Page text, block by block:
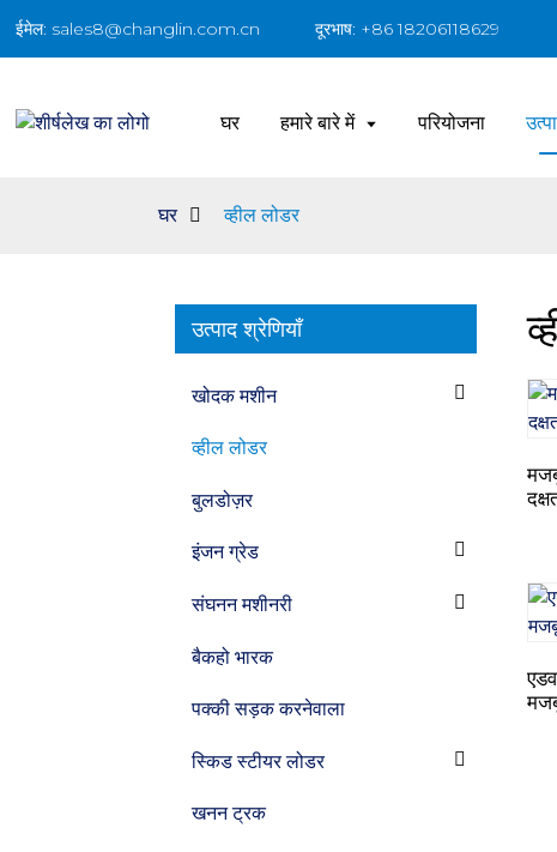
ईमेल: sales8@changlin.com.cn दूरभाष: +86 18206118629
घर हमारे बारे में परियोजना
घर व्हील लोडर
उत्पाद श्रेणियाँ
खोदक मशीन
व्हील लोडर
बुलडोज़र
इंजन ग्रेड
संघनन मशीनरी
बैकहो भारक
पक्की सड़क करनेवाला
स्किड स्टीयर लोडर
खनन ट्रक